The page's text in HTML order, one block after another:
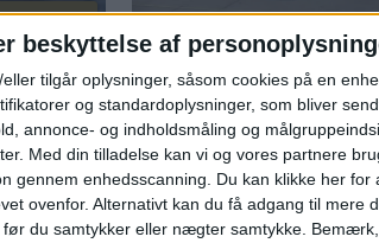
beskyttelse af
tilgår oplysninger, såsom cookies på en
og standardoplysninger, som bliver
annonce- og indholdsmåling og
Med din tilladelse kan vi og vores partnere
gennem enhedsscanning. Du kan klikke her for
ovenfor. Alternativt kan du få adgang til mere
du samtykker eller nægter samtykke.
hos
Sønderborg Lufthavn
fart på sommeren